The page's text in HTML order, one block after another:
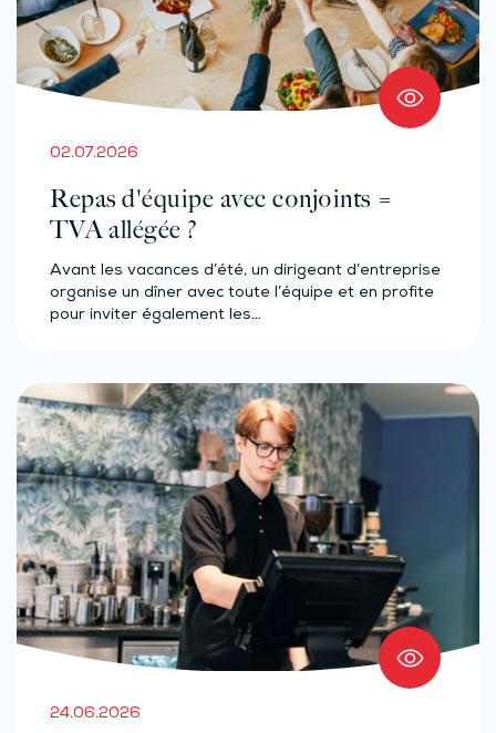
02.07.2026
Repas d'équipe avec conjoints =
TVA allégée ?
Avant les vacances d’été, un dirigeant d’entreprise
organise un dîner avec toute l’équipe et en profite
pour inviter également les…
24.06.2026